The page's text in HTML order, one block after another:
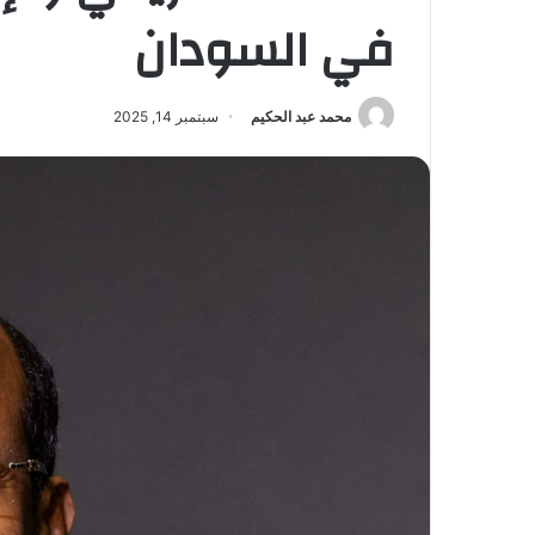
في السودان
محمد عبد الحكيم سبتمبر 14, 2025